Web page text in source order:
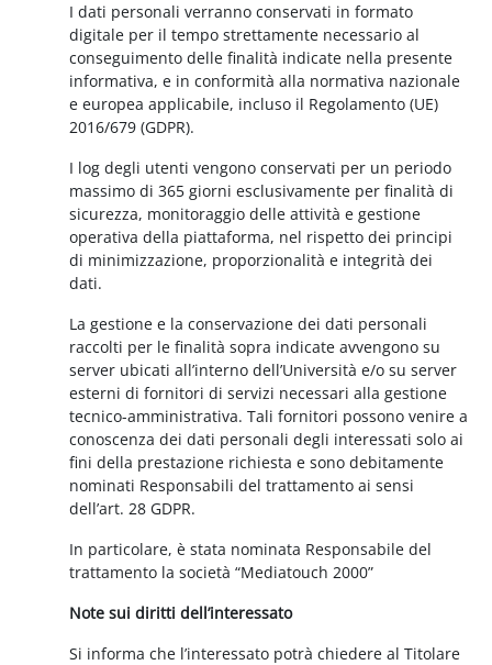
I dati personali verranno conservati in formato
digitale per il tempo strettamente necessario al
conseguimento delle finalità indicate nella presente
informativa, e in conformità alla normativa nazionale
e europea applicabile, incluso il Regolamento (UE)
2016/679 (GDPR).
I log degli utenti vengono conservati per un periodo
massimo di 365 giorni esclusivamente per finalità di
sicurezza, monitoraggio delle attività e gestione
operativa della piattaforma, nel rispetto dei principi
di minimizzazione, proporzionalità e integrità dei
dati.
La gestione e la conservazione dei dati personali
raccolti per le finalità sopra indicate avvengono su
server ubicati all’interno dell’Università e/o su server
esterni di fornitori di servizi necessari alla gestione
tecnico-amministrativa. Tali fornitori possono venire a
conoscenza dei dati personali degli interessati solo ai
fini della prestazione richiesta e sono debitamente
nominati Responsabili del trattamento ai sensi
dell’art. 28 GDPR.
In particolare, è stata nominata Responsabile del
trattamento la società “Mediatouch 2000”
Note sui diritti dell’interessato
Si informa che l’interessato potrà chiedere al Titolare